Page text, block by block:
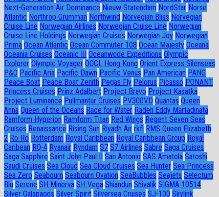
Next-Generation Air Dominance Nieuw Statendam NordStar Norse
Atlantic Northrop Grumman Northwind Norvegian Bliss Norvegian
Cruise Line Norwegian Airlines Norwegian Cruise Line Norwegian
Cruise Line Holdings Norwegian Cruises Norwegian Joy Norwegian
Prima Ocean Atlantic Ocean Commuter 108 Ocean Majesty Oceana
Oceania Cruises Oceanic III Oceanwode Expeditions Olympic
Explorer Olympic Voyager OOCL Hong Kong Orient Express Silenseas
P&O Pacific Aria Pacific Dawn Pacific Venus Pan American PANG
Peace Boat Peace Boat Zenith Pegas Fly Pelorus Picasso PONANT
Princess Cruises Prinz Adalbert Project Bravo Project Kasatka
Project Luminance Pullmantur Cruises PV300VD Quantas Queen
Anna Queen of the Oceans Race for Water Raden Eddy Martadinata
Ramform Hyperion Ramform Titan Red Wings Regent Seven Seas
Cruises Renaissance Rising Sun Riyadh Air rkfl RMS Queen Elizabeth
2 Ro-Ro Rotterdam Royal Caribbean Royal Caribbean Group Royal
Caribean RQ-4 Ryanair Ryndam S7 S7 Airlines Sabre Saga Cruises
Saga Sapphire Saint John Paul II San Antonio SAS Amatola Satoshi
Saudi Cruises Sea Cloud Sea Cloud Cruises Sea Hunter Sea Princess
Sea Zero Seabourn Seabourn Ovation SeaBubbles Seajets Selectum
Blu Serene SH Minerva SH Vega Shiandun Shivalik SIGMA 10514
Silver Galapagos Silver Spirit Silversea Cruises SJ-100 Skylink